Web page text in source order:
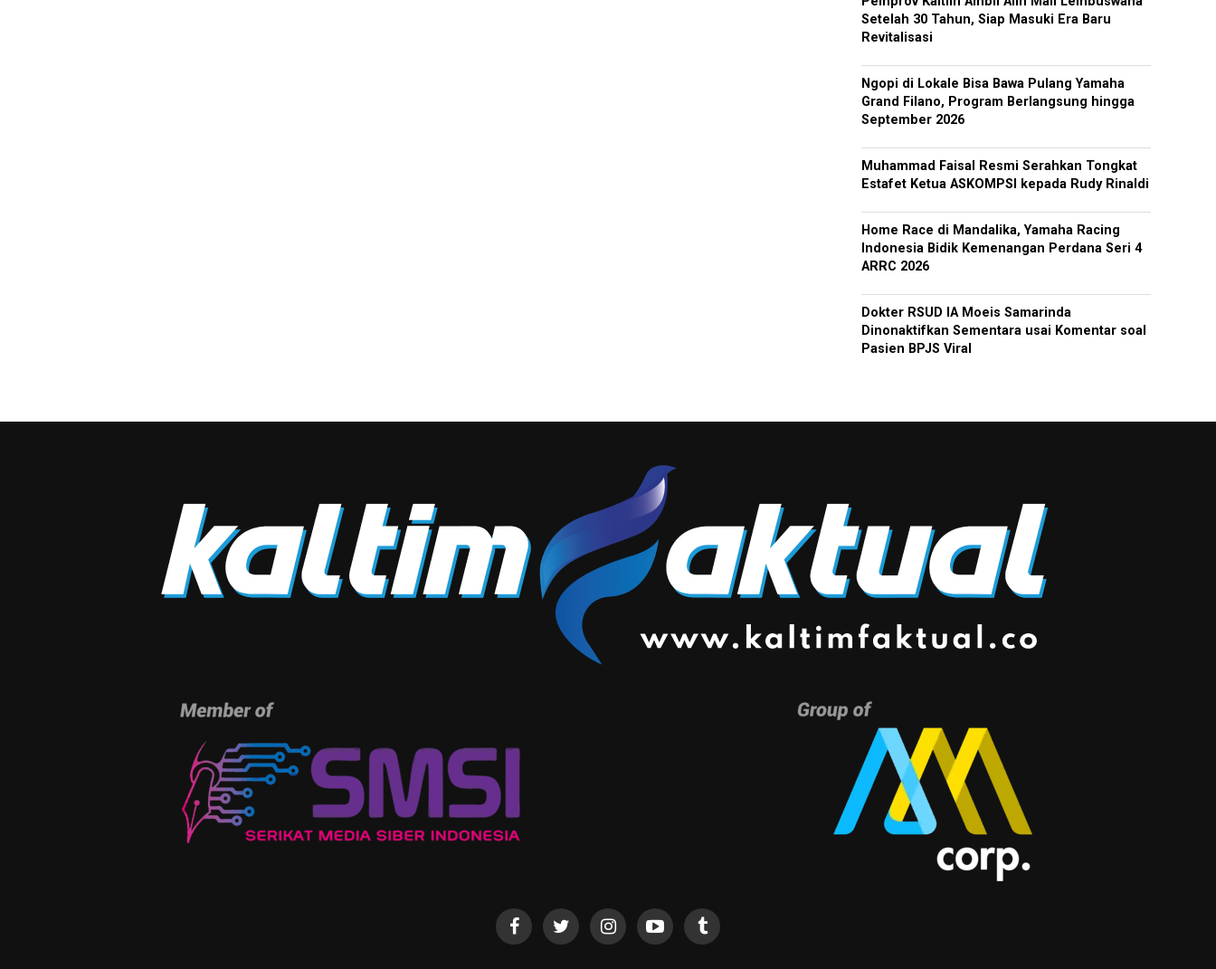
Setelah 30 Tahun, Siap Masuki Era Baru
Revitalisasi
Ngopi di Lokale Bisa Bawa Pulang Yamaha
Grand Filano, Program Berlangsung hingga
September 2026
Muhammad Faisal Resmi Serahkan Tongkat
Estafet Ketua ASKOMPSI kepada Rudy Rinaldi
Home Race di Mandalika, Yamaha Racing
Indonesia Bidik Kemenangan Perdana Seri 4
ARRC 2026
Dokter RSUD IA Moeis Samarinda
Dinonaktifkan Sementara usai Komentar soal
Pasien BPJS Viral